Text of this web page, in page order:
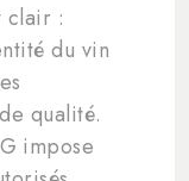
clair :
du vin
qualité.
impose